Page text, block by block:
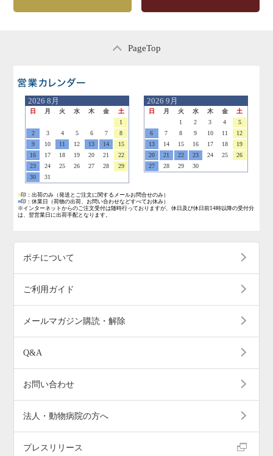
PageTop
2026 8月
日 月 火 水 木 金
土
1
2
3 4 5 6 7
8
9
10 11 12 13 14
15
16
17 18 19 20 21
22
23
24 25 26 27 28
29
30
31
2026 9月
日 月 火 水 木 金
土
1
2 3 4
5
6
7 8 9 10 11
12
13
14 15 16 17 18
19
20
21 22 23 24 25
26
27
28 29 30
■印：出荷のみ （発送とご注文に関するメールお問合せのみ）
■印：休業日
（荷物の出荷、お問い合わせなどすべてお休み）
※インターネットからのご注文受付は随時行っておりますが、休日及び休日前14時以降の受付分
は、翌営業日に出荷手配となります。
ポチについて
ご利用ガイド
メールマガジン購読・解除
Q&A
お問い合わせ
法人・動物病院の方へ
プレスリリース